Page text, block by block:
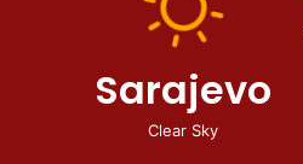
Sarajevo
Clear Sky